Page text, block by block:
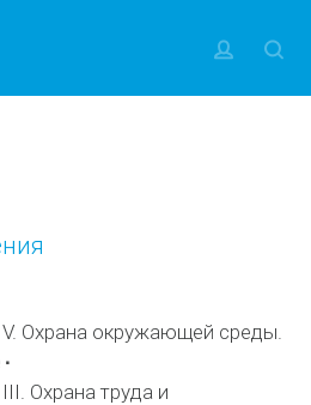
Охрана окружающей среды.
Охрана труда и